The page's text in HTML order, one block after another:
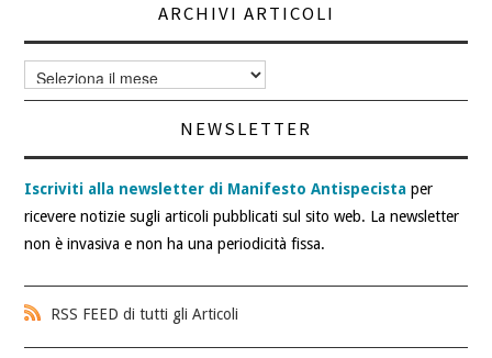
ARCHIVI ARTICOLI
Archivi
articoli
NEWSLETTER
Iscriviti alla newsletter di Manifesto Antispecista per
ricevere notizie sugli articoli pubblicati sul sito web. La newsletter
non è invasiva e non ha una periodicità fissa.
RSS FEED di tutti gli Articoli